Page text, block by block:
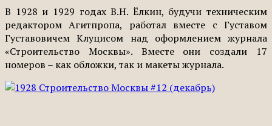
В 1928 и 1929 годах В.Н. Ёлкин, будучи техническим
редактором Агитпропа, работал вместе с Густавом
Густавовичем Клуцисом над оформлением журнала
«Строительство Москвы». Вместе они создали 17
номеров – как обложки, так и макеты журнала.